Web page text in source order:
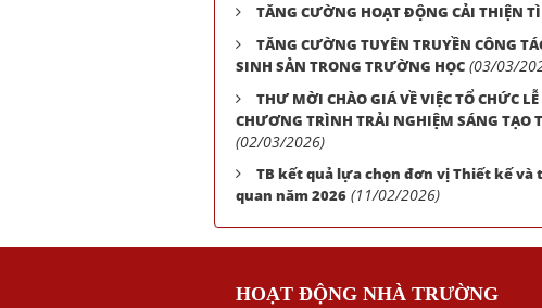
TĂNG CƯỜNG HOẠT ĐỘNG CẢI THIỆN
TĂNG CƯỜNG TUYÊN TRUYỀN CÔNG
SINH SẢN TRONG TRƯỜNG HỌC (03/03/
THƯ MỜI CHÀO GIÁ VỀ VIỆC TỔ CHỨC
CHƯƠNG TRÌNH TRẢI NGHIỆM SÁNG TẠO
(02/03/2026)
TB kết quả lựa chọn đơn vị Thiết kế
quan năm 2026 (11/02/2026)
HOẠT ĐỘNG NHÀ TRƯỜNG